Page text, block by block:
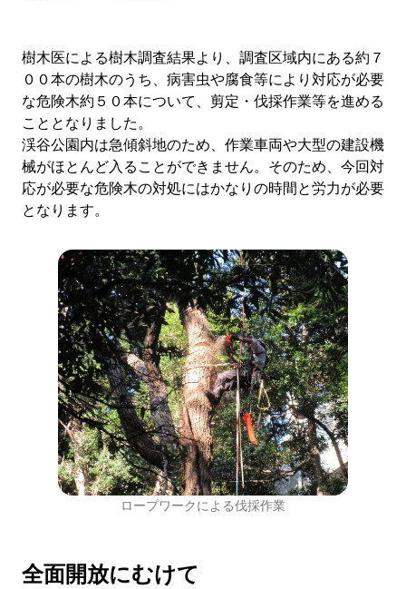
樹木医による樹木調査結果より、調査区域内にある約７
００本の樹木のうち、病害虫や腐食等により対応が必要
な危険木約５０本について、剪定・伐採作業等を進める
こととなりました。
渓谷公園内は急傾斜地のため、作業車両や大型の建設機
械がほとんど入ることができません。そのため、今回対
応が必要な危険木の対処にはかなりの時間と労力が必要
となります。
ロープワークによる伐採作業
全面開放にむけて